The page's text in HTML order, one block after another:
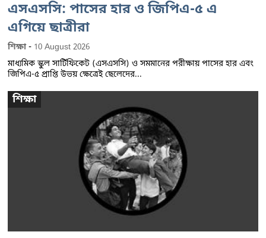
এসএসসি: পাসের হার ও জিপিএ-৫ এ
এগিয়ে ছাত্রীরা
শিক্ষা- 10 August 2026
মাধ্যমিক স্কুল সার্টিফিকেট (এসএসসি) ও সমমানের পরীক্ষায় পাসের হার এবং
জিপিএ-৫ প্রাপ্তি উভয় ক্ষেত্রেই ছেলেদের...
শিক্ষা